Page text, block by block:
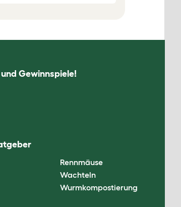
Gewinnspiele!
Rennmäuse
Wachteln
Wurmkompostierung